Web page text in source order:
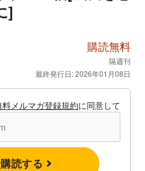
]
購読無料
隔週刊
最終発行日: 2026年01月08日
料メルマガ登録規約に同意して
読する